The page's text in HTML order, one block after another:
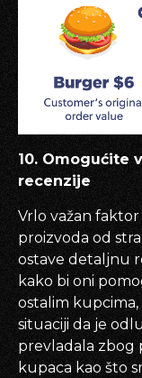
10. Omogućite
recenzije
Vrlo važan
proizvoda od
ostave detaljnu
kako bi oni
ostalim kupcima,
situaciji da je
prevladala zbog
kupaca kao što